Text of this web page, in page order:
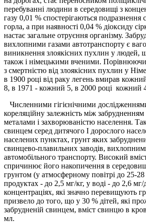
перебуванні людини в середовищі з
газу 0,01 % спостерігаються подразнення
горла, а при наявності 0,04 % діоксиду
настає загальне отруєння організму.
вихлопними газами автотранспорту є
виникнення злоякісних пухлин у людей,
також і німецькими вченими. Порівнюючи
з смертністю від злоякісних пухлин у
в 1900 році від раку легень вмирав
8, в 1971 - кожний 5, в 2000 році кожний
Численними гігієнічними
кореляційну залежність між
металами і захворюваністю населення.
свинцем серед дитячого І дорослого
населених пунктах, грунт яких
свинцево-плавильних заводів,
автомобільного транспорту. Високий
спричинює його накопичення в
грунтом (у атмосферному повітрі до 25-
продуктах - до 2,5 мг/кг, у воді - до 2,6
концентраціях, які значно перевищують
призвело до того, що у 30 % дітей, які
забрудненій свинцем, вміст свинцю в
мл.